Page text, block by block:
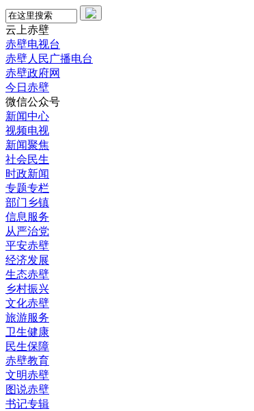
云上赤壁
赤壁电视台
赤壁人民广播电台
赤壁政府网
今日赤壁
微信公众号
新闻中心
视频电视
新闻聚焦
社会民生
时政新闻
专题专栏
部门乡镇
信息服务
从严治党
平安赤壁
经济发展
生态赤壁
乡村振兴
文化赤壁
旅游服务
卫生健康
民生保障
赤壁教育
文明赤壁
图说赤壁
书记专辑